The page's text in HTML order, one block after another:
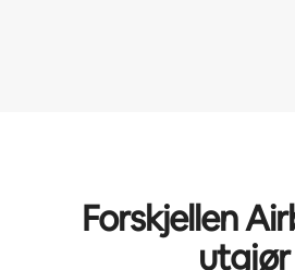
Forskjellen
utgjør